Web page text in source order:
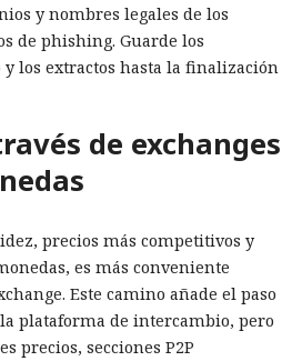
y nombres legales de los
de phishing. Guarde los
y los extractos hasta la finalización
de exchanges
precios más competitivos y
es más conveniente
Este camino añade el paso
plataforma de intercambio, pero
precios, secciones P2P